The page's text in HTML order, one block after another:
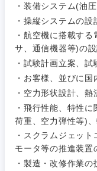
・装備システム(油
・操縦システムの設
・航空機に搭載す
サ、通信機器等)の
・試験計画立案、
・お客様、並びに
・空力形状設計、
・飛行性能、特性
荷重、空力弾性等)
・スクラムジェッ
モータ等の推進装置
・製造・改修作業
経営企
画・事業
企画
経営ボー
ド
管理
SCM
人事
経営企画・事
経営ボード
管理
SCM
マーケティング
商社・卸
エネルギー
自動車・機
電気・電子
素材・化学
北海道・東
北海道
秋田県
宮城県
福島県
希望年収